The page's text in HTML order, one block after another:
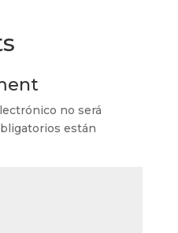
no será
están